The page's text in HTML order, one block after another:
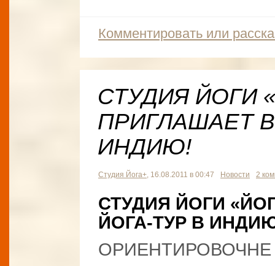
Комментировать или
СТУДИЯ ЙОГИ
ПРИГЛАШАЕТ
ИНДИЮ!
Студия Йога+, 16.08.2011 в 00:47 Новости 2
СТУДИЯ ЙОГИ
ЙОГА-ТУР В
ОРИЕНТИРОВОЧНЕ